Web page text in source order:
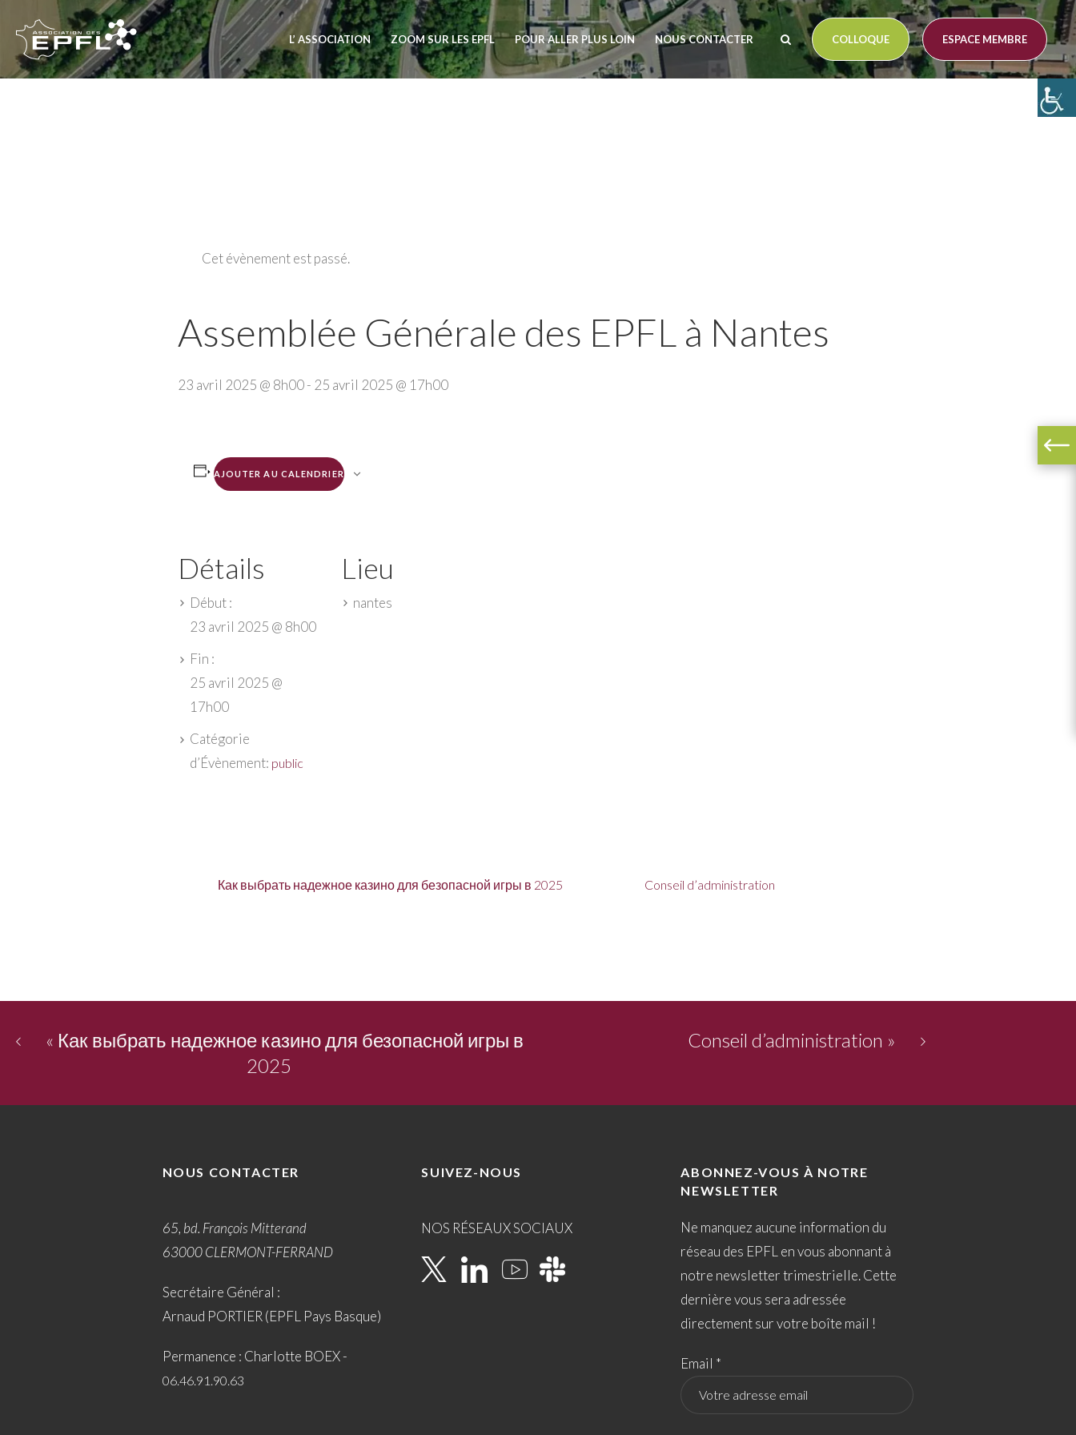
COLLOQUE ESPACE MEMBRE
L’ ASSOCIATION ZOOM SUR LES EPFL POUR ALLER PLUS LOIN NOUS CONTACTER
Cet évènement est passé.
Assemblée Générale des EPFL à Nantes
23 avril 2025 @ 8h00- 25 avril 2025 @ 17h00
AJOUTER AU CALENDRIER
Détails
Début :
23 avril 2025 @ 8h00
Fin :
25 avril 2025 @
17h00
Catégorie
d’Évènement: public
Lieu
nantes
Как выбрать надежное казино для безопасной игры в 2025 Conseil d’administration
« Как выбрать надежное казино для безопасной игры в
2025
Conseil d’administration »
NOUS CONTACTER
65, bd. François Mitterand
63000 CLERMONT-FERRAND
Secrétaire Général :
Arnaud PORTIER (EPFL Pays Basque)
Permanence : Charlotte BOEX -
06.46.91.90.63
SUIVEZ-NOUS
NOS RÉSEAUX SOCIAUX
ABONNEZ-VOUS À NOTRE
NEWSLETTER
Ne manquez aucune information du
réseau des EPFL en vous abonnant à
notre newsletter trimestrielle. Cette
dernière vous sera adressée
directement sur votre boîte mail !
Email *